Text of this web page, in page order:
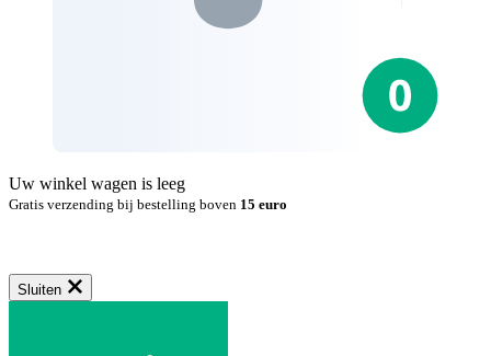
Uw winkel wagen is leeg
Gratis verzending bij bestelling boven 15 euro
Sluiten